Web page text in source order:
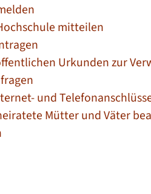
mitteilen
Urkunden zur
und
Mütter und Väter